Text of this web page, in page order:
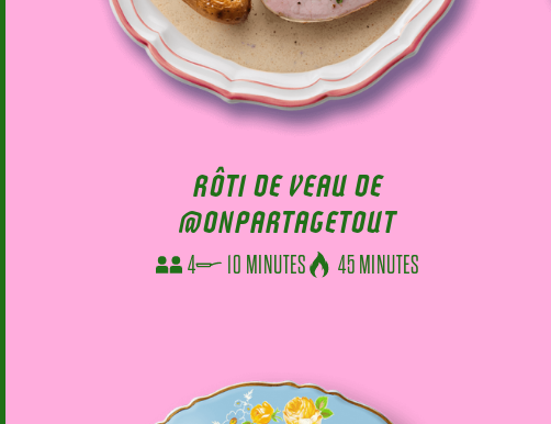
RÔTI DE VEAU DE
@ONPARTAGETOUT
4 10 MINUTES 45 MINUTES